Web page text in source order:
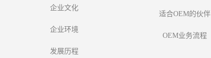
企业文化
企业环境
发展历程
适合OEM的伙伴
OEM业务流程